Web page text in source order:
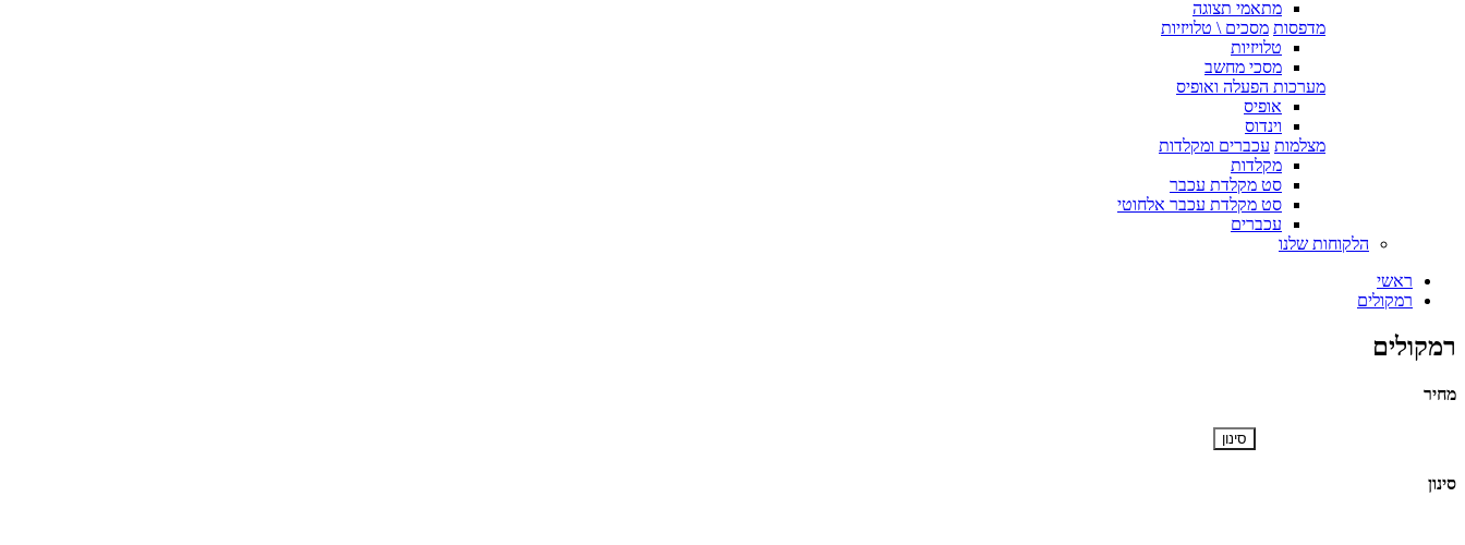
מתאמי תצוגה
מדפסות מסכים \ טלויזיות
טלויזיות
מסכי מחשב
מערכות הפעלה ואופיס
אופיס
וינדוס
מצלמות עכברים ומקלדות
מקלדות
סט מקלדת עכבר
סט מקלדת עכבר אלחוטי
עכברים
הלקוחות שלנו
ראשי
רמקולים
רמקולים
מחיר
סינון
סינון